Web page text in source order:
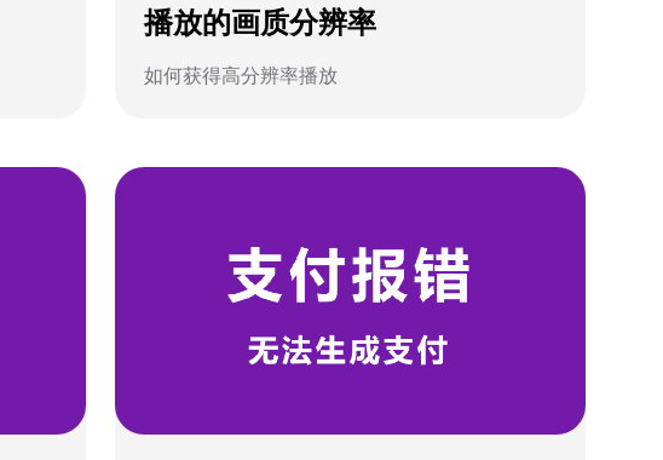
播放的画质分辨率
如何获得高分辨率播放